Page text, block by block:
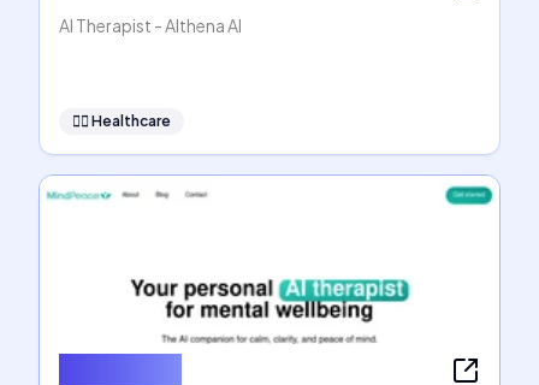
AI Therapist - Althena AI
👩‍⚕️ Healthcare